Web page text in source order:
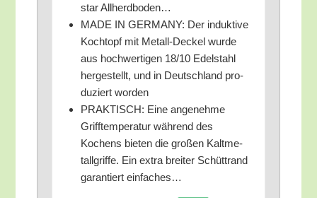
star Allherdboden…
MADE IN GERMANY: Der induk­ti­ve
Koch­topf mit Metall-Deckel wur­de
aus hoch­wer­ti­gen 18/​10 Edel­stahl
her­ge­stellt, und in Deutsch­land pro­
du­ziert worden
PRAKTISCH: Eine ange­neh­me
Griff­tem­pe­ra­tur wäh­rend des
Kochens bie­ten die gro­ßen Kalt­me­
tall­grif­fe. Ein extra brei­ter Schütt­rand
garan­tiert einfaches…